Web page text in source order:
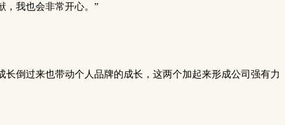
，我也会非常开心。”
倒过来也带动个人品牌的成长，这两个加起来形成公司强有力